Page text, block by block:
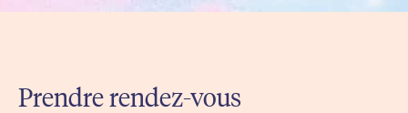
Prendre rendez-vous